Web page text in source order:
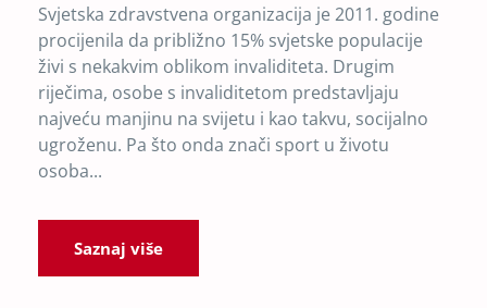
Svjetska zdravstvena organizacija je 2011. godine
procijenila da približno 15% svjetske populacije
živi s nekakvim oblikom invaliditeta. Drugim
riječima, osobe s invaliditetom predstavljaju
najveću manjinu na svijetu i kao takvu, socijalno
ugroženu. Pa što onda znači sport u životu
osoba...
Saznaj više